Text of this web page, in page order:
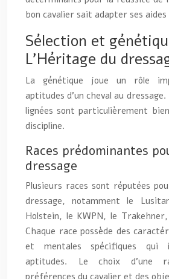
bon cavalier sait adapter ses aides
Sélection et
L’Héritage du
La génétique joue un rôle
aptitudes d’un cheval au
lignées sont particulièrement
discipline.
Races prédominantes
dressage
Plusieurs races sont réputées
dressage, notamment le
Holstein, le KWPN, le
Chaque race possède des
et mentales spécifiques qui
aptitudes. Le choix d’une
préférences du cavalier et des